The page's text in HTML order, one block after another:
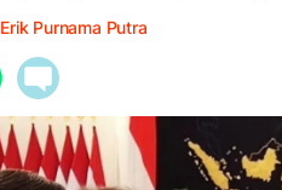
Erik Purnama Putra